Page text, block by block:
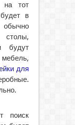
на тот
в
столы,
будут
для
поиск